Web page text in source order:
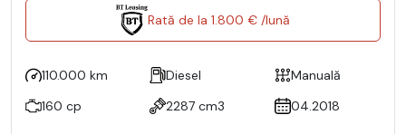
Rată de la 1.800 € /lună
110.000 km Diesel
Manuală
160 cp
2287 cm3 04.2018